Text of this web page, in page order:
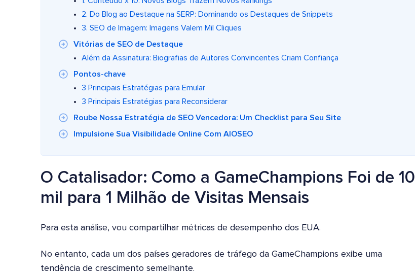
2. Do Blog ao Destaque na SERP: Dominando os Destaques de Snippets
3. SEO de Imagem: Imagens Valem Mil Cliques
Vitórias de SEO de Destaque
Além da Assinatura: Biografias de Autores Convincentes Criam Confiança
Pontos-chave
3 Principais Estratégias para Emular
3 Principais Estratégias para Reconsiderar
Roube Nossa Estratégia de SEO Vencedora: Um Checklist para Seu Site
Impulsione Sua Visibilidade Online Com AIOSEO
O Catalisador: Como a GameChampions Foi de 10
mil para 1 Milhão de Visitas Mensais
Para esta análise, vou compartilhar métricas de desempenho dos EUA.
No entanto, cada um dos países geradores de tráfego da GameChampions exibe uma
tendência de crescimento semelhante.